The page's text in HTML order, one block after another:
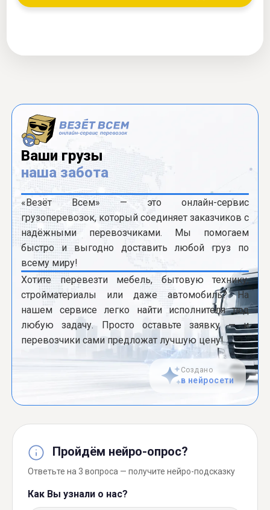
Ваши грузы
наша забота
«Везёт Всем» — это онлайн-сервис
грузоперевозок, который соединяет заказчиков с
надёжными перевозчиками. Мы помогаем
быстро и выгодно доставить любой груз по
всему миру!
Хотите перевезти мебель, бытовую технику,
стройматериалы или даже автомобиль? На
нашем сервисе легко найти исполнителя под
любую задачу. Просто оставьте заявку — и
перевозчики сами предложат лучшую цену!
Создано
в нейросети
Пройдём нейро-опрос?
Ответьте на 3 вопроса — получите нейро-подсказку
Как Вы узнали о нас?